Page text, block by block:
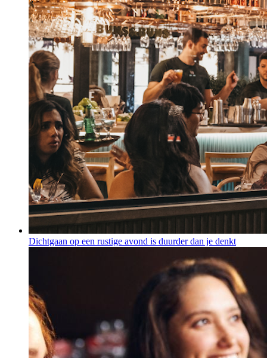
Dichtgaan op een rustige avond is duurder dan je denkt